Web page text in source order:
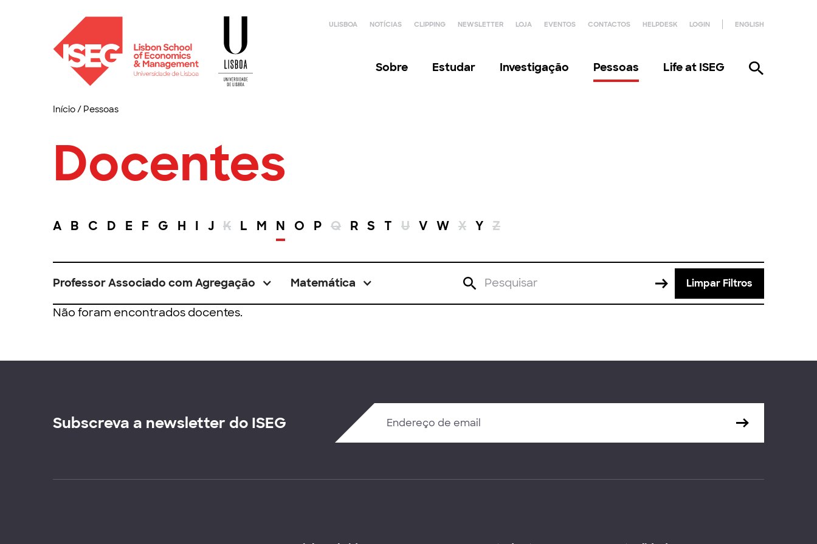
ULISBOA NOTÍCIAS CLIPPING NEWSLETTER LOJA EVENTOS CONTACTOS HELPDESK LOGIN ENGLISH
Sobre Estudar Investigação Pessoas Life at ISEG
Início/ Pessoas
Docentes
A B C D E F G H I J K L M N O P Q R S T U V W X Y Z
Professor Associado com Agregação Matemática Limpar Filtros
Não foram encontrados docentes.
Subscreva a newsletter do ISEG